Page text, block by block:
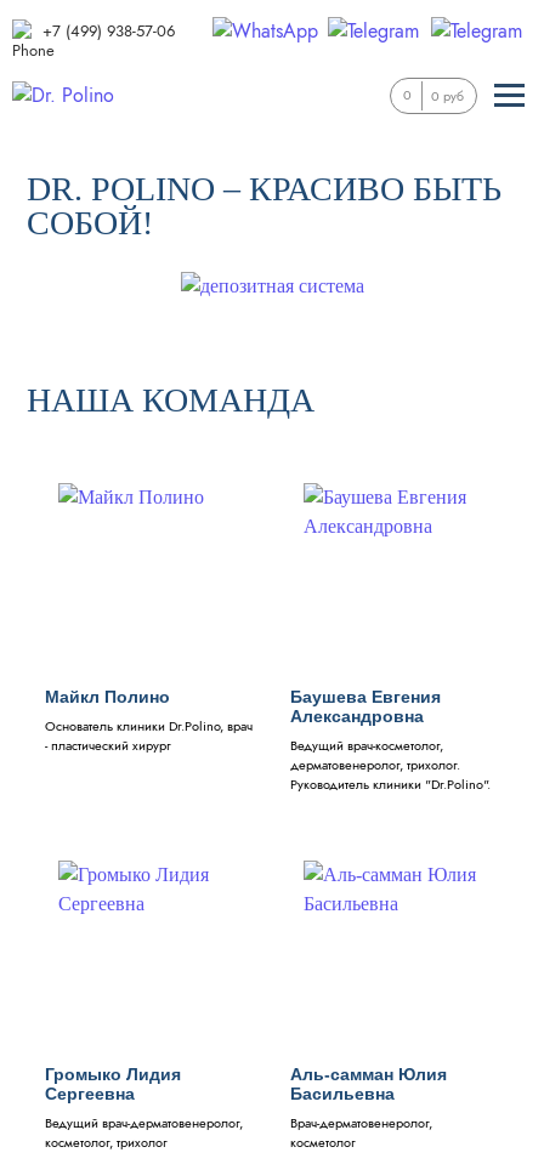
+7 (499) 938-57-06
0 0 руб
DR. POLINO – КРАСИВО БЫТЬ
СОБОЙ!
НАША КОМАНДА
Майкл Полино
Основатель клиники Dr.Polino, врач
- пластический хирург
Баушева Евгения
Александровна
Ведущий врач-косметолог,
дерматовенеролог, трихолог.
Руководитель клиники "Dr.Polino".
Громыко Лидия
Сергеевна
Ведущий врач-дерматовенеролог,
косметолог, трихолог
Аль-самман Юлия
Басильевна
Врач-дерматовенеролог,
косметолог